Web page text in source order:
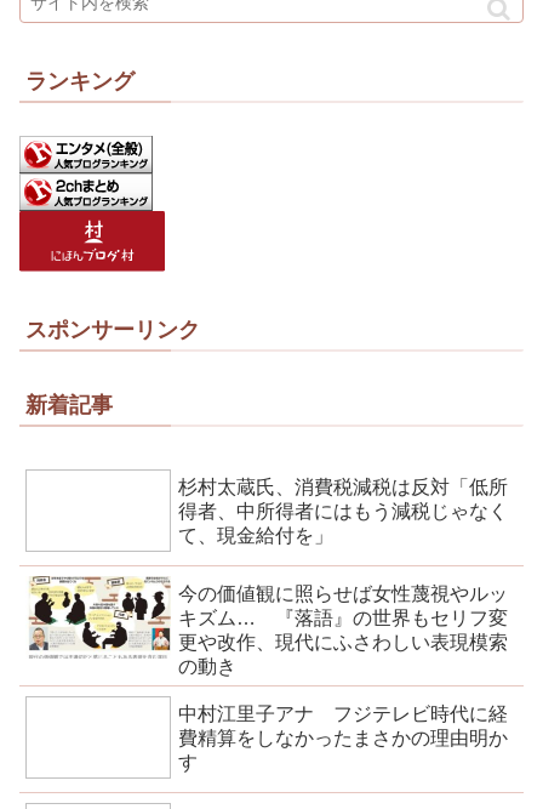
ランキング
スポンサーリンク
新着記事
杉村太蔵氏、消費税減税は反対「低所
得者、中所得者にはもう減税じゃなく
て、現金給付を」
今の価値観に照らせば女性蔑視やルッ
キズム… 『落語』の世界もセリフ変
更や改作、現代にふさわしい表現模索
の動き
中村江里子アナ フジテレビ時代に経
費精算をしなかったまさかの理由明か
す